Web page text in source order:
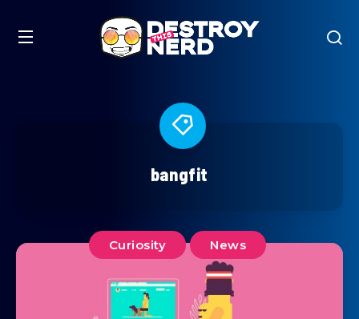
bangfit
Curiosity News